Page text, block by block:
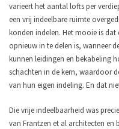
varieert het aantal lofts per
een vrij indeelbare ruimte
konden indelen. Het mooie is
opnieuw in te delen is, wanneer
kunnen leidingen en bekabeling
schachten in de kern, waardoor
van hun eigen indeling. En dat
Die vrije indeelbaarheid was
van Frantzen et al architecten en